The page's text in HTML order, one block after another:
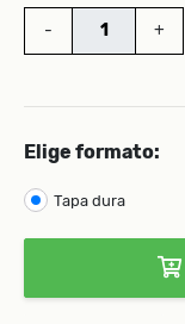
- +
Elige formato:
Tapa dura